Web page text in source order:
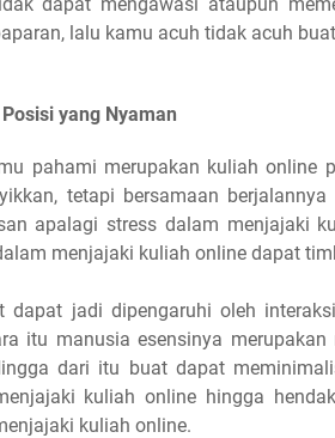
lalu kamu acuh tidak acuh
yang Nyaman
pahami merupakan kuliah online
tetapi bersamaan
apalagi stress dalam menjajaki
menjajaki kuliah online dapat
dapat jadi dipengaruhi oleh
itu manusia esensinya
dari itu buat dapat
kuliah online hingga
kuliah online.